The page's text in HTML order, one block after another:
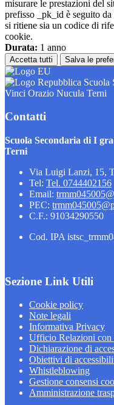
misurare le prestazioni del
prefisso _pk_id è seguito
si ritiene sia un codice di
cookie.
Durata: 1 anno
Accetta tutti Salva le
Scuola
Vinci Orazio Nucula Terni
Contatti
Scuola Secondaria di I
Terni
Via Luigi Lanzi, 15,
Tel: Tel. 0744402156
Email:
PEC:
C.F.: 91034290550
Cod. IPA
Sezione Link Utili
Cookie policy
Note legali
Informativa Privacy
Ufficio Relazioni con
Dichiarazione di
Obiettivi di
Whistleblowing
Gestione consensi
Amministrazione